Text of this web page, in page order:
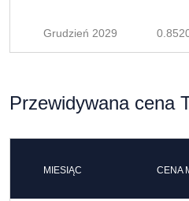
Grudzień 2029
Przewidywana cena
MIESIĄC CENA